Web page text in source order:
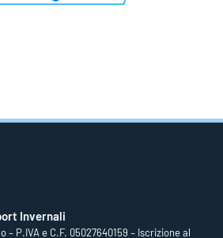
Invernali
– P.IVA e C.F. 05027640159 – Iscrizione al